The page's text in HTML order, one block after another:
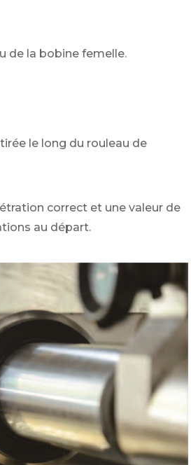
de la bobine femelle.
le long du rouleau de
correct et une valeur de
au départ.